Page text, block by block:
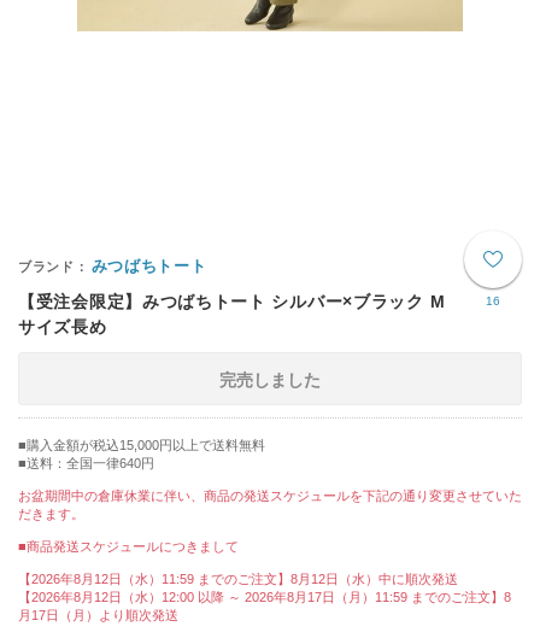
16
みつばちトート
【受注会限定】みつばちトート シルバー×ブラック M
サイズ長め
完売しました
購入金額が税込15,000円以上で送料無料
送料：全国一律640円
お盆期間中の倉庫休業に伴い、商品の発送スケジュールを下記の通り変更させていた
だきます。
■商品発送スケジュールにつきまして
【2026年8月12日（水）11:59 までのご注文】8月12日（水）中に順次発送
【2026年8月12日（水）12:00 以降 ～ 2026年8月17日（月）11:59 までのご注文】8
月17日（月）より順次発送